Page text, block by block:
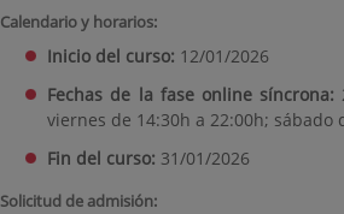
Calendario y horarios:
Inicio del curso: 12/01/2026
Fechas de la fase online síncrona:
viernes de 14:30h a 22:00h; sábado
Fin del curso: 31/01/2026
Solicitud de admisión: